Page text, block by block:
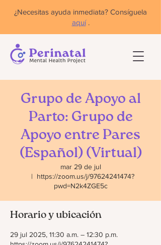
¿Necesitas ayuda inmediata? Consíguela
aquí.
Grupo de Apoyo al
Parto: Grupo de
Apoyo entre Pares
(Español) (Virtual)
mar 29 de jul
  |
https://zoom.us/j/97624241474?
pwd=N2k4ZGE5c
Horario y ubicación
29 jul 2025, 11:30 a.m. – 12:30 p.m.